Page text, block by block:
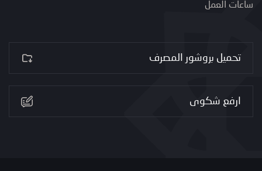
ساعات العمل
تحميل بروشور المصرف
ارفع شكوى